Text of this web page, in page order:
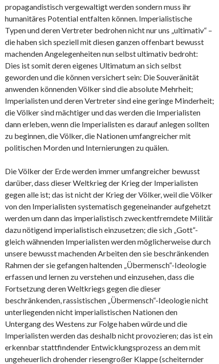
propagandistisch vergewaltigt werden sondern muss ihr
humanitäres Potential entfalten können. Imperialistische
Typen und deren Vertreter bedrohen nicht nur uns „ultimativ“ –
die haben sich speziell mit diesen ganzen offenbart bewusst
machenden Angelegenheiten nun selbst ultimativ bedroht:
Dies ist somit deren eigenes Ultimatum an sich selbst
geworden und die können versichert sein: Die Souveränität
anwenden könnenden Völker sind die absolute Mehrheit;
Imperialisten und deren Vertreter sind eine geringe Minderheit;
die Völker sind mächtiger und das werden die Imperialisten
dann erleben, wenn die Imperialisten es darauf anlegen sollten
zu beginnen, die Völker, die Nationen umfangreicher mit
politischen Morden und Internierungen zu quälen.
Die Völker der Erde werden immer umfangreicher bewusst
darüber, dass dieser Weltkrieg der Krieg der Imperialisten
gegen alle ist; das ist nicht der Krieg der Völker, weil die Völker
von den Imperialisten systematisch gegeneinander aufgehetzt
werden um dann das imperialistisch zweckentfremdete Militär
dazu nötigend imperialistisch einzusetzen; die sich „Gott“-
gleich wähnenden Imperialisten werden möglicherweise durch
unsere bewusst machenden Arbeiten den sie beschränkenden
Rahmen der sie gefangen haltenden „Übermensch“-Ideologie
erfassen und lernen zu verstehen und einzusehen, dass die
Fortsetzung deren Weltkriegs gegen die dieser
beschränkenden, rassistischen „Übermensch“-Ideologie nicht
unterliegenden nicht imperialistischen Nationen den
Untergang des Westens zur Folge haben würde und die
Imperialisten werden das deshalb nicht provozieren; das ist ein
erkennbar stattfindender Entwicklungsprozess an dem mit
ungeheuerlich drohender riesengroßer Klappe (scheiternder